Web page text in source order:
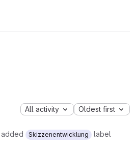
All activity Oldest first
added Skizzenentwicklung label